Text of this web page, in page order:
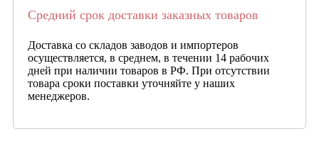
Средний срок доставки заказных товаров
Доставка со складов заводов и импортеров
осуществляется, в среднем, в течении 14 рабочих
дней при наличии товаров в РФ. При отсутствии
товара сроки поставки уточняйте у наших
менеджеров.